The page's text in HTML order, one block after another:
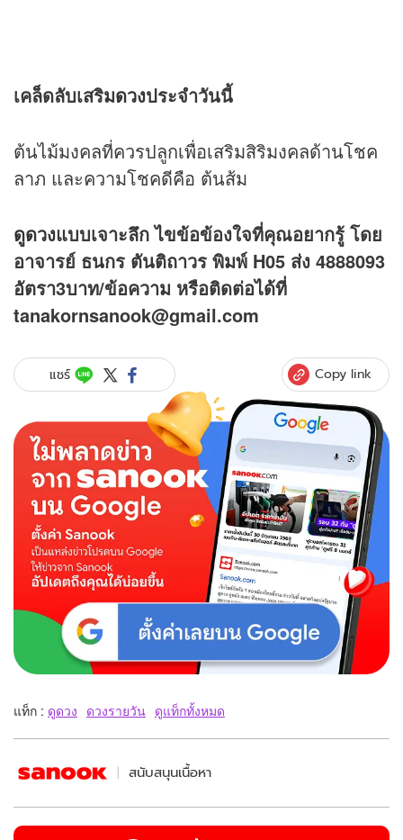
เคล็ดลับเสริมดวงประจำวันนี้
ต้นไม้มงคลที่ควรปลูกเพื่อเสริมสิริมงคลด้านโชค
ลาภ และความโชคดีคือ ต้นส้ม
ดูดวงแบบเจาะลึก ไขข้อข้องใจที่คุณอยากรู้ โดย
อาจารย์ ธนกร ตันติถาวร พิมพ์ H05 ส่ง 4888093
อัตรา3บาท/ข้อความ หรือติดต่อได้ที่
tanakornsanook@gmail.com
แชร์ Copy link
แท็ก : ดูดวง ดวงรายวัน ดูแท็กทั้งหมด
สนับสนุนเนื้อหา